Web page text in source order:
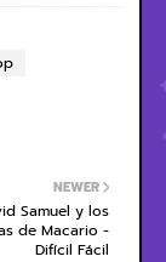
NEWER
Samuel y los
de Macario -
Difícil Fácil